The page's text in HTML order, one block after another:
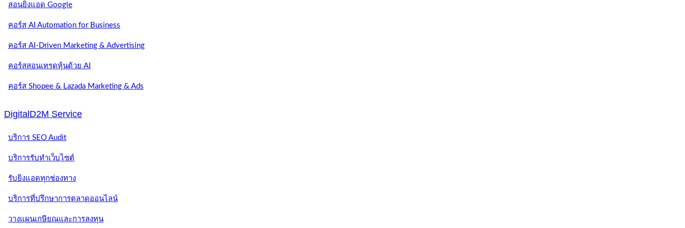
สอนยิงแอด Google
คอร์ส AI Automation for Business
คอร์ส AI-Driven Marketing & Advertising
คอร์สสอนเทรดหุ้นด้วย AI
คอร์ส Shopee & Lazada Marketing & Ads
DigitalD2M Service
บริการ SEO Audit
บริการรับทำเว็บไซต์
รับยิงแอดทุกช่องทาง
บริการที่ปรึกษาการตลาดออนไลน์
วางแผนเกษียณและการลงทุน